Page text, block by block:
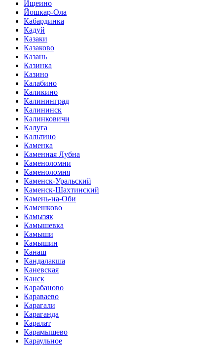
Ищеино
Йошкар-Ола
Кабардинка
Кадуй
Казаки
Казаково
Казань
Казинка
Казино
Калабино
Каликино
Калининград
Калининск
Калинковичи
Калуга
Кальтино
Каменка
Каменная Лубна
Каменоломни
Каменоломня
Каменск-Уральский
Каменск-Шахтинский
Камень-на-Оби
Камешково
Камызяк
Камышевка
Камыши
Камышин
Канаш
Кандалакша
Каневская
Канск
Карабаново
Караваево
Карагали
Караганда
Каралат
Карамышево
Караульное